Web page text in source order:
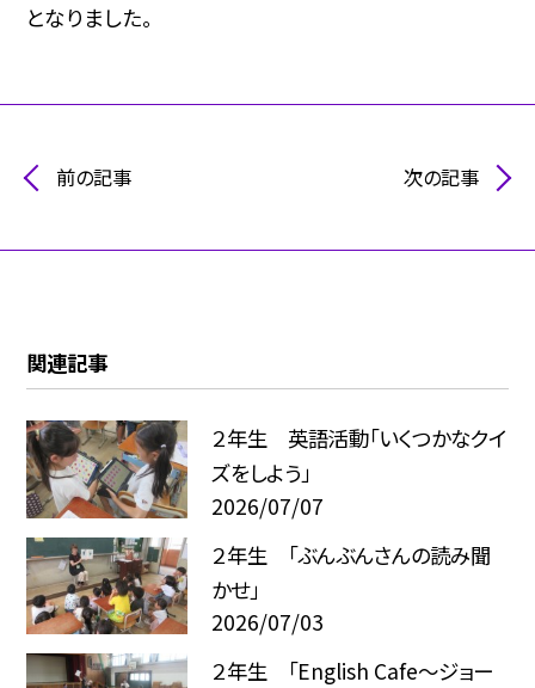
となりました。
前の記事 次の記事
関連記事
２年生 英語活動「いくつかなクイ
ズをしよう」
2026/07/07
２年生 「ぶんぶんさんの読み聞
かせ」
2026/07/03
２年生 「English Cafe～ジョー